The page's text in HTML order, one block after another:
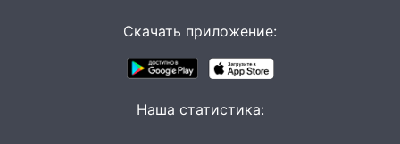
руководителя частной компании
наказали за сокрытие прошлого своего
В Ульяновск едут звезды
Скачать приложение:
Наша статистика: